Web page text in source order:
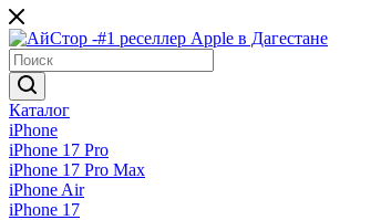
Каталог
iPhone
iPhone 17 Pro
iPhone 17 Pro Max
iPhone Air
iPhone 17